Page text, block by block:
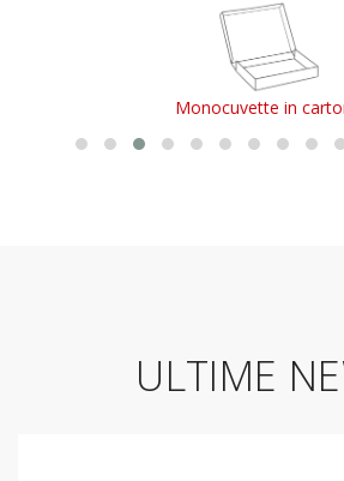
Monocuvette in
ULTIME